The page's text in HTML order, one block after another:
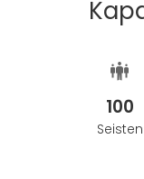
100
Seisten